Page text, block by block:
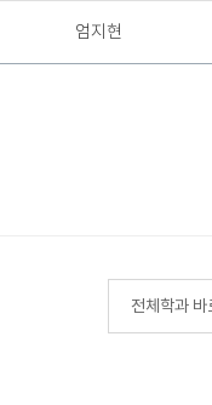
엄지현
전체학과 바